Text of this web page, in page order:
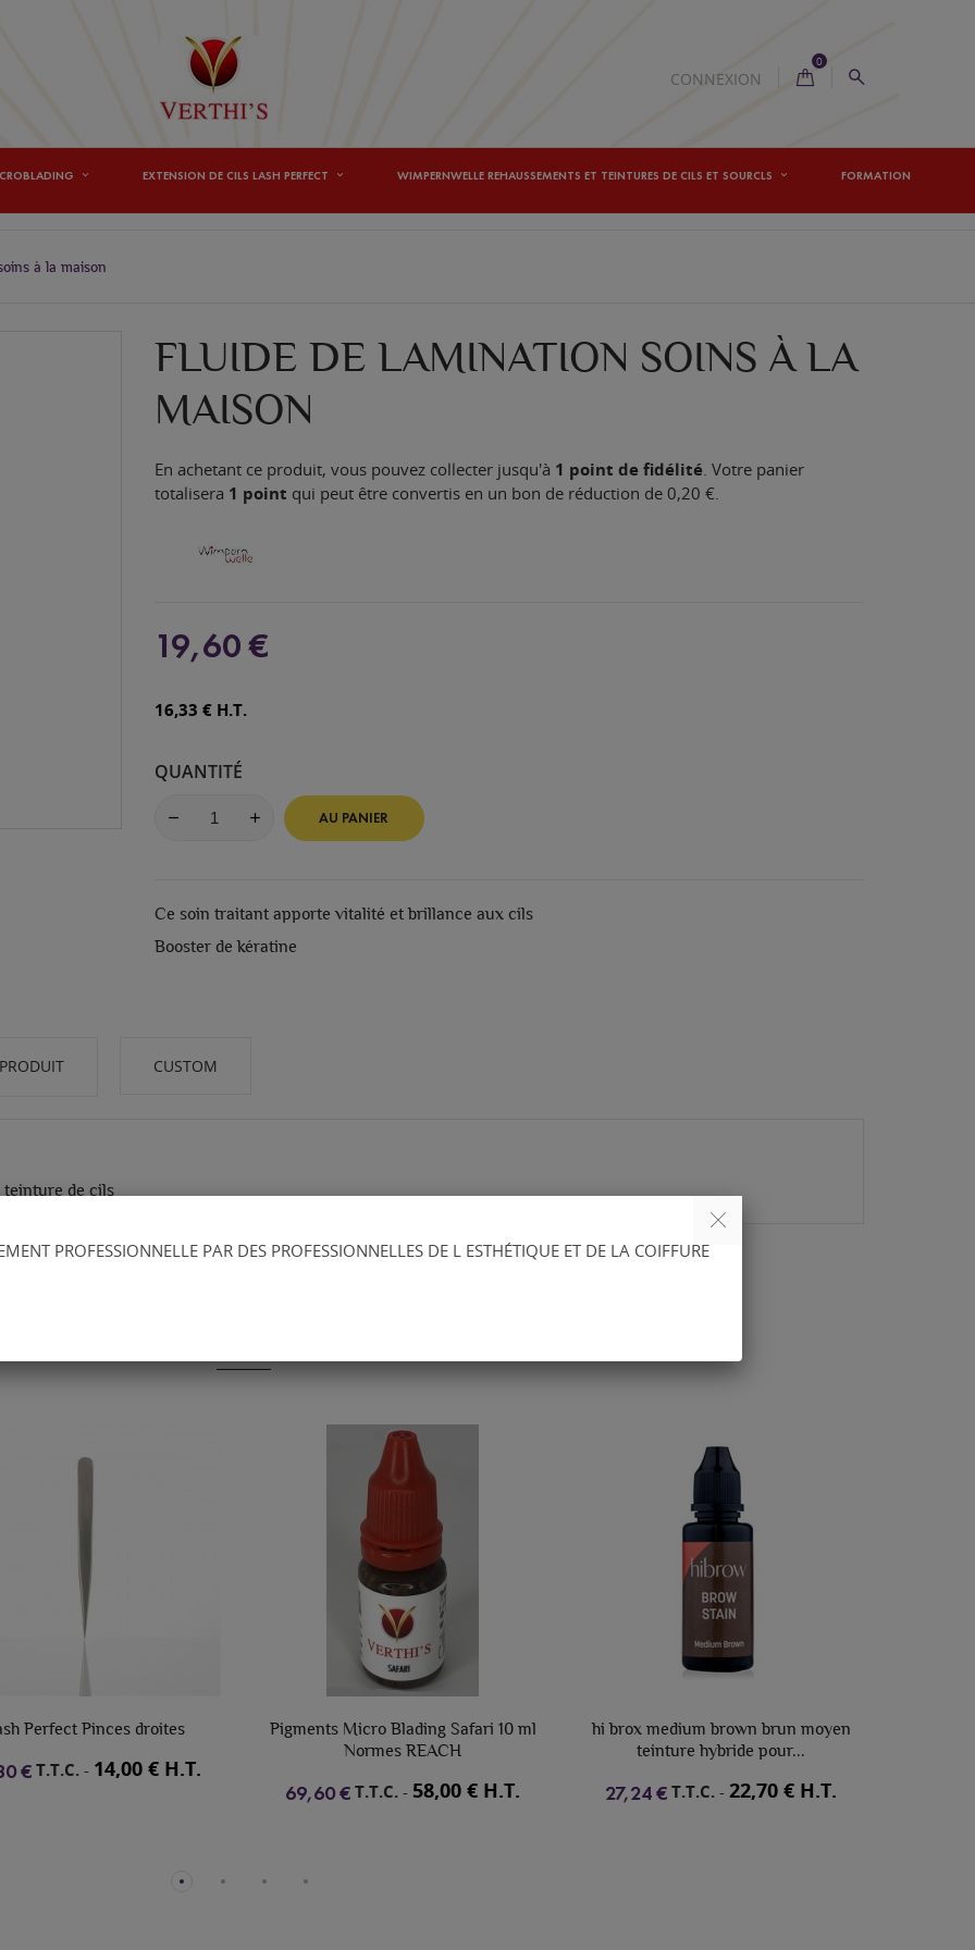
CONNEXION
0
EXTENSION DE CILS LASH PERFECT WIMPERNWELLE REHAUSSEMENTS ET TEINTURES DE CILS ET SOURCLS FORMATION
à la maison
FLUIDE DE LAMINATION SOINS À LA
MAISON
En achetant ce produit, vous pouvez collecter jusqu'à 1 point de fidélité. Votre panier
totalisera 1 point qui peut être convertis en un bon de réduction de 0,20 €.
19,60 €
16,33 € H.T.
QUANTITÉ
AU PANIER
Ce soin traitant apporte vitalité et brillance aux cils
Booster de kératine
CUSTOM
teinture de cils
€ H.T.
Pigments Micro Blading Safari 10 ml
58,00 € H.T.
hi brox medium brown brun moyen
teinture hybride pour...
27,24 € 22,70 € H.T.
Pigment Goldeneye
54,00 €
PROFESSIONNELLE PAR DES PROFESSIONNELLES DE L ESTHÉTIQUE ET DE LA COIFFURE